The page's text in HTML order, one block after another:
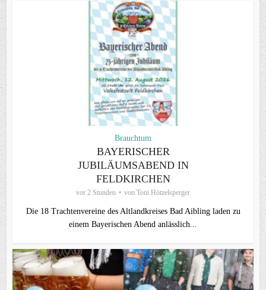
Brauchtum
BAYERISCHER
JUBILÄUMSABEND IN
FELDKIRCHEN
vor 2 Stunden von Toni Hötzelsperger
Die 18 Trachtenvereine des Altlandkreises Bad Aibling laden zu
einem Bayerischen Abend anlässlich...